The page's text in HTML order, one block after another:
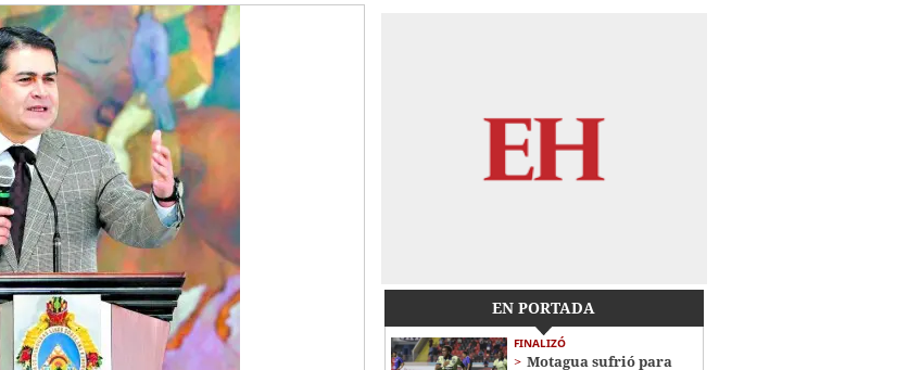
EN PORTADA
FINALIZÓ
Motagua sufrió para